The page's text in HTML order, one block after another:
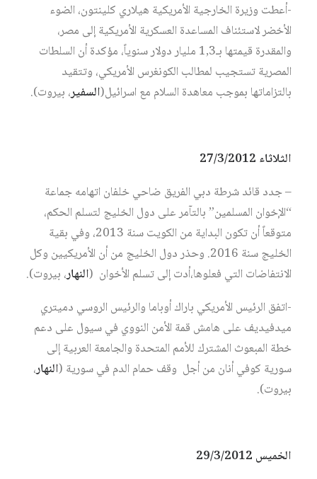
-أعطت وزيرة الخارجية الأمريكية هيلاري كلينتون، الضوء
الأخضر لاستئناف المساعدة العسكرية الأمريكية إلى مصر،
والمقدرة قيمتها بـ1,3 مليار دولار سنوياً، مؤكدة أن السلطات
المصرية تستجيب لمطالب الكونغرس الأمريكي، وتتقيد
بالتزاماتها بموجب معاهدة السلام مع اسرائيل(السفير، بيروت).
الثلاثاء 27/3/2012
– جدد قائد شرطة دبي الفريق ضاحي خلفان اتهامه جماعة
“الإخوان المسلمين” بالتآمر على دول الخليج لتسلم الحكم،
متوقعاً أن تكون البداية من الكويت سنة 2013، وفي بقية
الخليج سنة 2016. وحذر دول الخليج من أن الأمريكيين وكل
الانتفاضات التي فعلوها،أدت إلى تسلم الأخوان (النهار، بيروت).
-اتفق الرئيس الأمريكي باراك أوباما والرئيس الروسي دميتري
ميدفيديف على هامش قمة الأمن النووي في سيول على دعم
خطة المبعوث المشترك للأمم المتحدة والجامعة العربية إلى
سورية كوفي أنان من أجل وقف حمام الدم في سورية (النهار،
بيروت).
الخميس 29/3/2012